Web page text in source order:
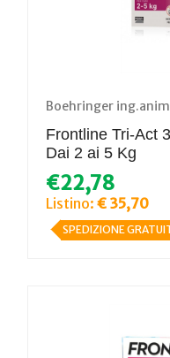
Boehringer
Frontline Tri-Act
Dai 2 ai 5 Kg
€22,78
Listino: € 35,70
SPEDIZIONE